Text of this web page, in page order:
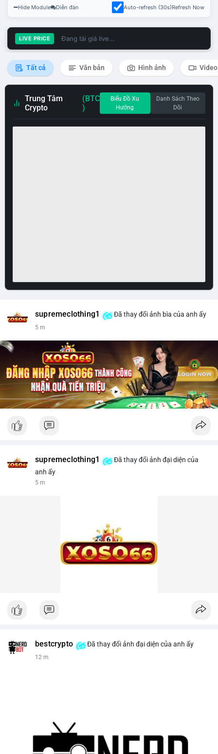
Hide Module Diễn đàn Auto-refresh (30s)Refresh Now
LIVE PRICE Đang tải giá live...
Tất cả Văn bản Hình ảnh Video
Trung Tâm
Crypto
(BTC
)
Biểu Đồ Xu
Hướng
Danh Sách Theo
Dõi
supremeclothing1 Đã thay đổi ảnh bìa của anh ấy
5 m
supremeclothing1
Đã thay đổi ảnh đại diện của
anh ấy
5 m
bestcrypto Đã thay đổi ảnh đại diện của anh ấy
12 m